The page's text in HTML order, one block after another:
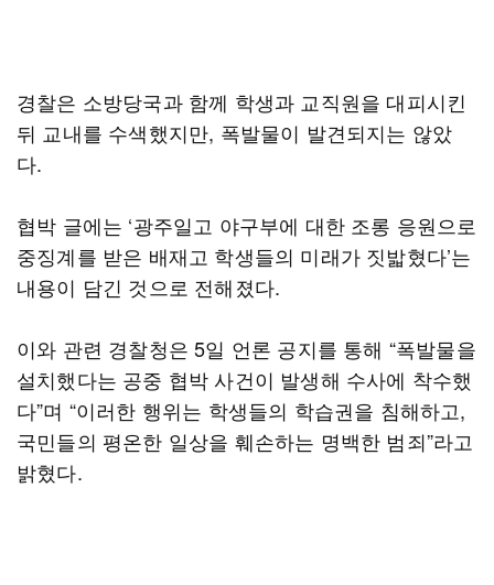
경찰은 소방당국과 함께 학생과 교직원을 대피시킨
뒤 교내를 수색했지만, 폭발물이 발견되지는 않았
다.
협박 글에는 ‘광주일고 야구부에 대한 조롱 응원으로
중징계를 받은 배재고 학생들의 미래가 짓밟혔다’는
내용이 담긴 것으로 전해졌다.
이와 관련 경찰청은 5일 언론 공지를 통해 “폭발물을
설치했다는 공중 협박 사건이 발생해 수사에 착수했
다”며 “이러한 행위는 학생들의 학습권을 침해하고,
국민들의 평온한 일상을 훼손하는 명백한 범죄”라고
밝혔다.